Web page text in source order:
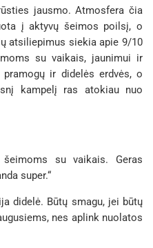
jausmo. Atmosfera čia
į aktyvų šeimos poilsį, o
atsiliepimus siekia apie 9/10
su vaikais, jaunimui ir
ir didelės erdvės, o
kampelį ras atokiau nuo
su vaikais. Geras
super.“
didelė. Būtų smagu, jei būtų
nes aplink nuolatos